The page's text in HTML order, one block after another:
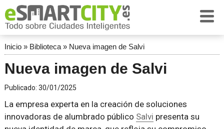
Inicio» Biblioteca» Nueva imagen de Salvi
Nueva imagen de Salvi
Publicado: 30/01/2025
La empresa experta en la creación de soluciones
innovadoras de alumbrado público Salvi presenta su